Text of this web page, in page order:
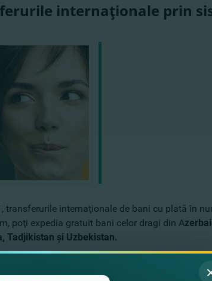
internaţionale prin
transferurile internaţionale de bani cu plată în
poţi expedia gratuit bani celor dragi din A
Tadjikistan şi Uzbekistan.